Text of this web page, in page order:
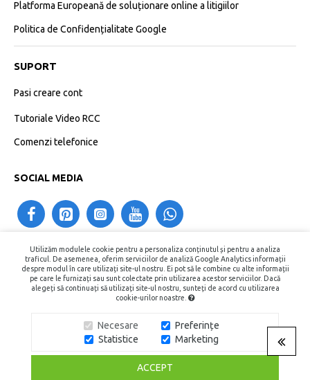
Utilizăm modulele cookie pentru a personaliza conținutul și pentru a analiza
traficul. De asemenea, oferim serviciilor de analiză Google Analytics informații
despre modul în care utilizați site-ul nostru. Ei pot să le combine cu alte informații
pe care le furnizați sau sunt colectate prin utilizarea acestor serviciilor. Dacă
alegeți să continuați să utilizați site-ul nostru, sunteți de acord cu utilizarea
cookie-urilor noastre.
Necesare
Preferințe
Statistice
Marketing
ACCEPT
Platforma Europeană de soluționare online a litigiilor
Politica de Confidențialitate Google
SUPORT
Pasi creare cont
Tutoriale Video RCC
Comenzi telefonice
SOCIAL MEDIA
contact@recipientecosmetice.ro
+40730575557
Copyright © 2015 - 2026, Recipiente Cosmetice. Toate Drepturile